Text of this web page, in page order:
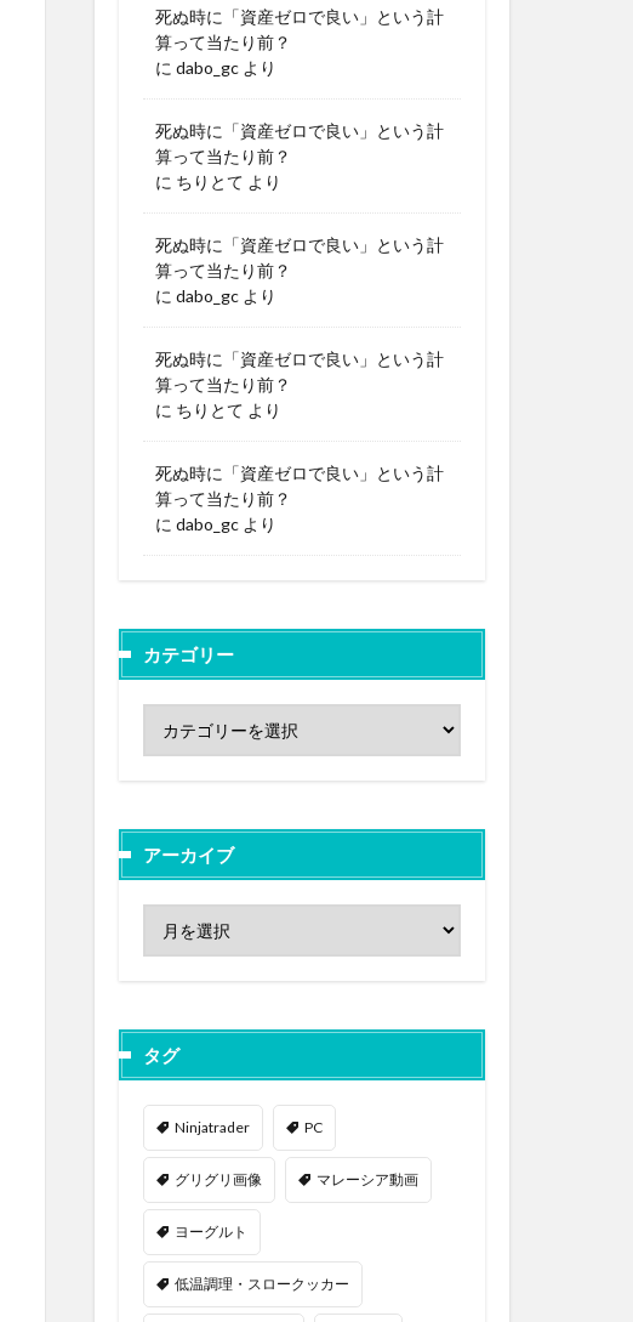
死ぬ時に「資産ゼロで良い」という計
算って当たり前？
に dabo_gc より
死ぬ時に「資産ゼロで良い」という計
算って当たり前？
に ちりとて より
死ぬ時に「資産ゼロで良い」という計
算って当たり前？
に dabo_gc より
死ぬ時に「資産ゼロで良い」という計
算って当たり前？
に ちりとて より
死ぬ時に「資産ゼロで良い」という計
算って当たり前？
に dabo_gc より
カテゴリー
アーカイブ
タグ
Ninjatrader PC
グリグリ画像 マレーシア動画
ヨーグルト
低温調理・スロークッカー